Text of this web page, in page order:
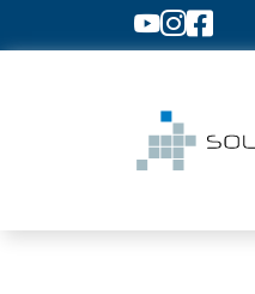
Zum Hauptinhalt springen